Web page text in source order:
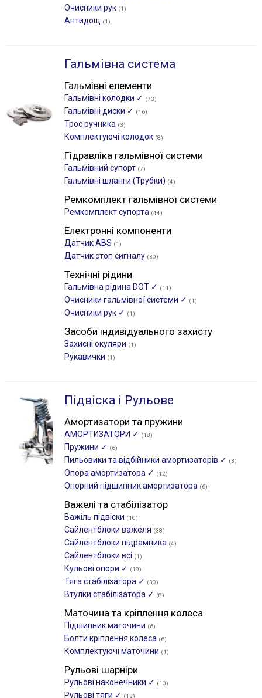
Очисники рук (1)
Антидощ (1)
Гальмівна система
Гальмівні елементи
Гальмівні колодки ✓ (73)
Гальмівні диски ✓ (16)
Трос ручника (3)
Комплектуючі колодок (8)
Гідравліка гальмівної системи
Гальмівний супорт (7)
Гальмівні шланги (Трубки) (4)
Ремкомплект гальмівної системи
Ремкомплект супорта (44)
Електронні компоненти
Датчик ABS (1)
Датчик стоп сигналу (30)
Технічні рідини
Гальмівна рідина DOT ✓ (11)
Очисники гальмівної системи ✓ (1)
Очисники рук ✓ (1)
Засоби індивідуального захисту
Захисні окуляри (1)
Рукавички (1)
Підвіска і Рульове
Амортизатори та пружини
АМОРТИЗАТОРИ ✓ (18)
Пружини ✓ (6)
Пильовики та відбійники амортизаторів ✓ (3)
Опора амортизатора ✓ (12)
Опорний підшипник амортизатора (6)
Важелі та стабілізатор
Важіль підвіски (10)
Сайлентблоки важеля (38)
Сайлентблоки підрамника (4)
Сайлентблоки всі (1)
Кульові опори ✓ (19)
Тяга стабілізатора ✓ (30)
Втулки стабілізатора ✓ (8)
Маточина та кріплення колеса
Підшипник маточини (6)
Болти кріплення колеса (6)
Комплектуючі маточини (1)
Рульові шарніри
Рульові наконечники ✓ (10)
Рульові тяги ✓ (13)